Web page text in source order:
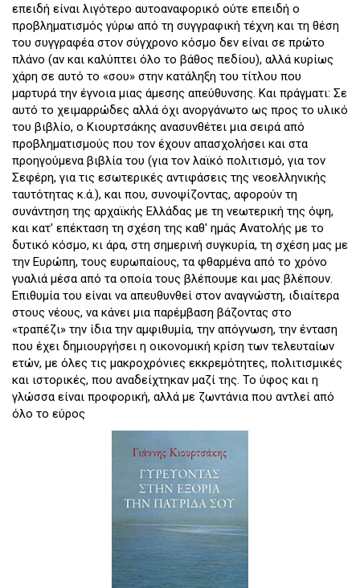
επειδή είναι λιγότερο αυτοαναφορικό ούτε επειδή ο
προβληματισμός γύρω από τη συγγραφική τέχνη και τη θέση
του συγγραφέα στον σύγχρονο κόσμο δεν είναι σε πρώτο
πλάνο (αν και καλύπτει όλο το βάθος πεδίου), αλλά κυρίως
χάρη σε αυτό το «σου» στην κατάληξη του τίτλου που
μαρτυρά την έγνοια μιας άμεσης απεύθυνσης. Και πράγματι: Σε
αυτό το χειμαρρώδες αλλά όχι ανοργάνωτο ως προς το υλικό
του βιβλίο, ο Κιουρτσάκης ανασυνθέτει μια σειρά από
προβληματισμούς που τον έχουν απασχολήσει και στα
προηγούμενα βιβλία του (για τον λαϊκό πολιτισμό, για τον
Σεφέρη, για τις εσωτερικές αντιφάσεις της νεοελληνικής
ταυτότητας κ.ά.), και που, συνοψίζοντας, αφορούν τη
συνάντηση της αρχαϊκής Ελλάδας με τη νεωτερική της όψη,
και κατ' επέκταση τη σχέση της καθ' ημάς Ανατολής με το
δυτικό κόσμο, κι άρα, στη σημερινή συγκυρία, τη σχέση μας με
την Ευρώπη, τους ευρωπαίους, τα φθαρμένα από το χρόνο
γυαλιά μέσα από τα οποία τους βλέπουμε και μας βλέπουν.
Επιθυμία του είναι να απευθυνθεί στον αναγνώστη, ιδιαίτερα
στους νέους, να κάνει μια παρέμβαση βάζοντας στο
«τραπέζι» την ίδια την αμφιθυμία, την απόγνωση, την ένταση
που έχει δημιουργήσει η οικονομική κρίση των τελευταίων
ετών, με όλες τις μακροχρόνιες εκκρεμότητες, πολιτισμικές
και ιστορικές, που αναδείχτηκαν μαζί της. Το ύφος και η
γλώσσα είναι προφορική, αλλά με ζωντάνια που αντλεί από
όλο το εύρος